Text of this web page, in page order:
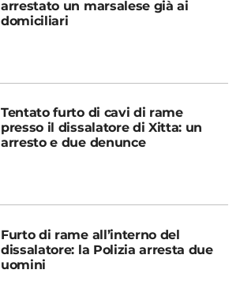
arrestato un marsalese già ai
domiciliari
Tentato furto di cavi di rame
presso il dissalatore di Xitta: un
arresto e due denunce
Furto di rame all’interno del
dissalatore: la Polizia arresta due
uomini